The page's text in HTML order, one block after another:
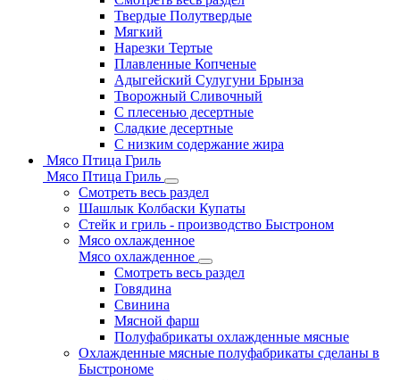
Твердые Полутвердые
Мягкий
Нарезки Тертые
Плавленные Копченые
Адыгейский Сулугуни Брынза
Творожный Сливочный
С плесенью десертные
Сладкие десертные
С низким содержание жира
Мясо Птица Гриль
Мясо Птица Гриль
Смотреть весь раздел
Шашлык Колбаски Купаты
Стейк и гриль - производство Быстроном
Мясо охлажденное
Мясо охлажденное
Смотреть весь раздел
Говядина
Свинина
Мясной фарш
Полуфабрикаты охлажденные мясные
Охлажденные мясные полуфабрикаты сделаны в
Быстрономе